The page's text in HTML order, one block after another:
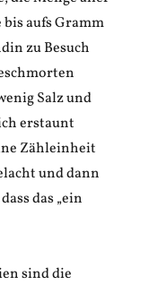
aufs Gramm
zu Besuch
Salz und
erstaunt
Zähleinheit
und dann
das „ein
sind die